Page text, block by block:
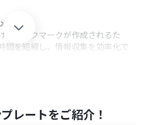
ット
でブックマークが作成されるた
間を短縮し、情報収集を効率化で
レートをご紹介！